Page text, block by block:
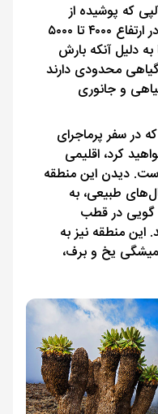
که پوشیده از
صخره‌های آتشفشانی هستند، در ارتفاع ۴۰۰۰ تا ۵۰۰۰
به دلیل آنکه بارش
محدودی دارند
و جانوری
در سفر پرماجرای
کرد، اقلیمی
دیدن این منطقه
طبیعی، به
گویی در قطب
منطقه نیز به
یخ و برف،